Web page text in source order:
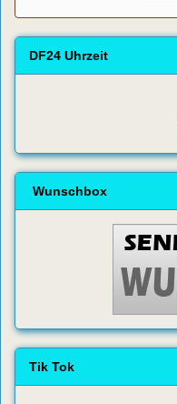
DF24 Uhrzeit
Wunschbox
Tik Tok